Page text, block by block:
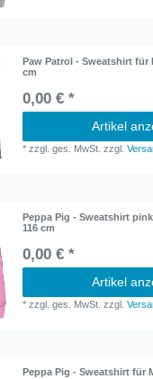
Paw Patrol - Sweatshirt für
cm
0,00 € *
Artikel
*zzgl. ges. MwSt. zzgl.
Peppa Pig - Sweatshirt
116 cm
0,00 € *
Artikel
*zzgl. ges. MwSt. zzgl.
Peppa Pig - Sweatshirt für